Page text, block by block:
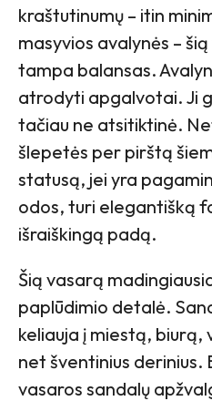
kraštutinumų – itin
masyvios avalynės –
tampa balansas.
atrodyti apgalvotai. Ji
tačiau ne atsitiktinė.
šlepetės per pirštą
statusą, jei yra
odos, turi elegantišką
išraiškingą padą.
Šią vasarą
paplūdimio detalė.
keliauja į miestą, biurą,
net šventinius derinius.
vasaros sandalų